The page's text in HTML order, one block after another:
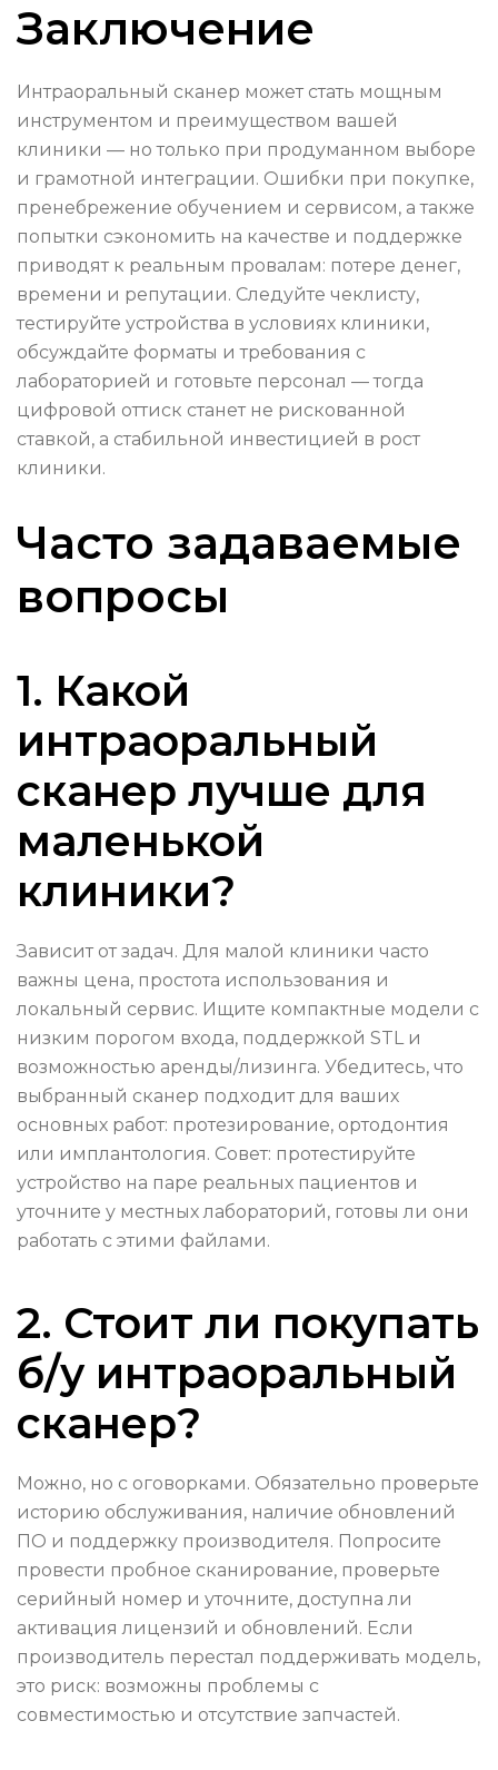
Заключение
Интраоральный сканер может стать мощным
инструментом и преимуществом вашей
клиники — но только при продуманном выборе
и грамотной интеграции. Ошибки при покупке,
пренебрежение обучением и сервисом, а также
попытки сэкономить на качестве и поддержке
приводят к реальным провалам: потере денег,
времени и репутации. Следуйте чеклисту,
тестируйте устройства в условиях клиники,
обсуждайте форматы и требования с
лабораторией и готовьте персонал — тогда
цифровой оттиск станет не рискованной
ставкой, а стабильной инвестицией в рост
клиники.
Часто задаваемые
вопросы
1. Какой
интраоральный
сканер лучше для
маленькой
клиники?
Зависит от задач. Для малой клиники часто
важны цена, простота использования и
локальный сервис. Ищите компактные модели с
низким порогом входа, поддержкой STL и
возможностью аренды/лизинга. Убедитесь, что
выбранный сканер подходит для ваших
основных работ: протезирование, ортодонтия
или имплантология. Совет: протестируйте
устройство на паре реальных пациентов и
уточните у местных лабораторий, готовы ли они
работать с этими файлами.
2. Стоит ли покупать
б/у интраоральный
сканер?
Можно, но с оговорками. Обязательно проверьте
историю обслуживания, наличие обновлений
ПО и поддержку производителя. Попросите
провести пробное сканирование, проверьте
серийный номер и уточните, доступна ли
активация лицензий и обновлений. Если
производитель перестал поддерживать модель,
это риск: возможны проблемы с
совместимостью и отсутствие запчастей.